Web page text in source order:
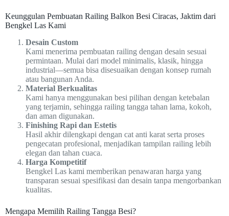
Keunggulan Pembuatan Railing Balkon Besi Ciracas, Jaktim dari
Bengkel Las Kami
Desain Custom
Kami menerima pembuatan railing dengan desain sesuai
permintaan. Mulai dari model minimalis, klasik, hingga
industrial—semua bisa disesuaikan dengan konsep rumah
atau bangunan Anda.
Material Berkualitas
Kami hanya menggunakan besi pilihan dengan ketebalan
yang terjamin, sehingga railing tangga tahan lama, kokoh,
dan aman digunakan.
Finishing Rapi dan Estetis
Hasil akhir dilengkapi dengan cat anti karat serta proses
pengecatan profesional, menjadikan tampilan railing lebih
elegan dan tahan cuaca.
Harga Kompetitif
Bengkel Las kami memberikan penawaran harga yang
transparan sesuai spesifikasi dan desain tanpa mengorbankan
kualitas.
Mengapa Memilih Railing Tangga Besi?